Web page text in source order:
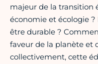
majeur de la transition
économie et écologie
être durable ?
faveur de la planète et
collectivement, cette